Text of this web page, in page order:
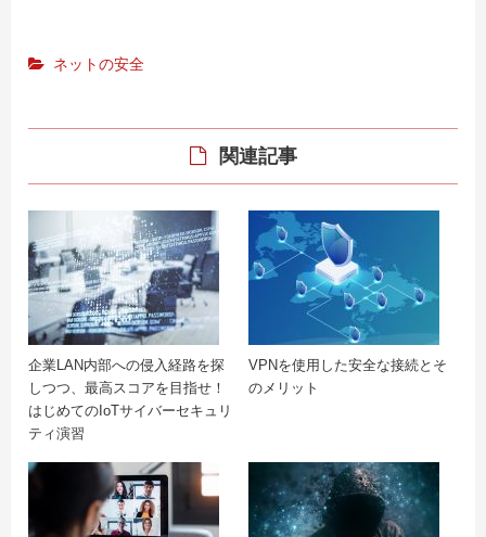
ネットの安全
関連記事
企業LAN内部への侵入経路を探
しつつ、最高スコアを目指せ！
はじめてのIoTサイバーセキュリ
ティ演習
VPNを使用した安全な接続とそ
のメリット